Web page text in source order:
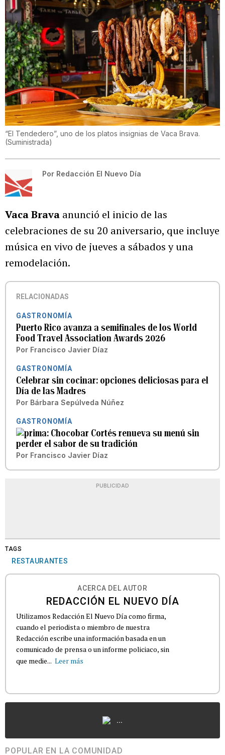
“El Tendedero”, uno de los platos insignias de Vaca Brava.
(Suministrada)
Por Redacción El Nuevo Día
Vaca Brava anunció el inicio de las
celebraciones de su 20 aniversario, que incluye
música en vivo de jueves a sábados y una
remodelación.
RELACIONADAS
GASTRONOMÍA
Puerto Rico avanza a semifinales de los World
Food Travel Association Awards 2026
Por Francisco Javier Díaz
GASTRONOMÍA
Celebrar sin cocinar: opciones deliciosas para el
Día de las Madres
Por Bárbara Sepúlveda Núñez
GASTRONOMÍA
Chocobar Cortés renueva su menú sin
perder el sabor de su tradición
Por Francisco Javier Díaz
PUBLICIDAD
TAGS
RESTAURANTES
ACERCA DEL AUTOR
REDACCIÓN EL NUEVO DÍA
Utilizamos Redacción El Nuevo Día como firma,
cuando el periodista o miembro de nuestra
Redacción escribe una información basada en un
comunicado de prensa o un informe policiaco, sin
que medie... Leer más
...
POPULAR EN LA COMUNIDAD